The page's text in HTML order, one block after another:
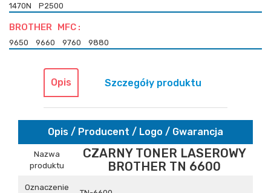
1470N
P2500
BROTHER MFC :
9650 9660 9760 9880
Opis Szczegóły produktu
Opis / Producent / Logo / Gwarancja
Nazwa
produktu
CZARNY TONER LASEROWY
BROTHER TN 6600
Oznaczenie